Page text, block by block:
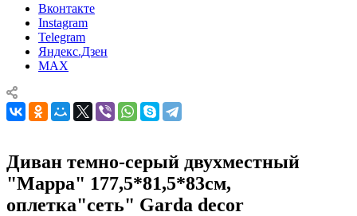
Вконтакте
Instagram
Telegram
Яндекс.Дзен
MAX
Диван темно-серый двухместный
"Марра" 177,5*81,5*83см,
оплетка"сеть" Garda decor